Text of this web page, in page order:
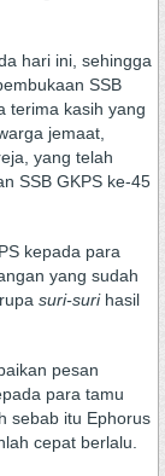
hari ini, sehingga
SSB
terima kasih yang
jemaat,
yang telah
SSB GKPS ke-45
kepada para
yang sudah
suri-surihasil
pesan
para tamu
sebab itu Ephorus
cepat berlalu.